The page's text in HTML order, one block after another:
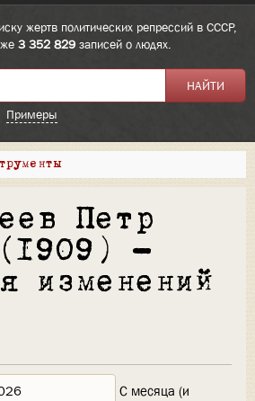
жертв политических репрессий в СССР,
3 352 829 записей о людях.
Примеры
Петр
—
изменений
С месяца (и